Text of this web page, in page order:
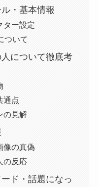
・基本情報
ター設定
ついて
について徹底考
通点
の見解
像の真偽
の反応
ド・話題になっ